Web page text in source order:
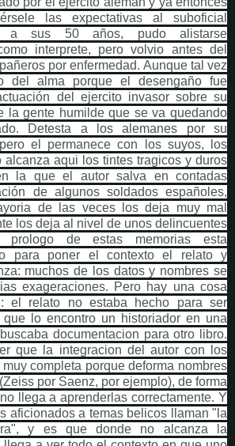
las expectativas al suboficial
a sus 50 años, pudo alistarse
interprete, pero volvio antes del
por enfermedad. Aunque tal vez
del alma porque el desengaño fue
del ejercito invasor sobre su
la gente humilde que se va quedando
Detesta a los alemanes por su
el permanece con los suyos, los
alcanza aqui los tintes tragicos y duros
la que el autor salva en contadas
de algunos soldados españoles,
de las veces los deja muy mal
los deja al nivel de unos delincuentes
prologo de estas memorias esta
para poner el contexto el relato y
muchos de los datos y nombres se
exageraciones. Pero hay una cosa
el relato no estaba hecho para ser
lo encontro un historiador en una
documentacion para otro libro.
que la integracion del autor con los
completa porque deforma nombres
por Saenz, por ejemplo), de forma
llega a aprenderlas correctamente. Y
aficionados a temas belicos llaman "la
y es que donde no alcanza la